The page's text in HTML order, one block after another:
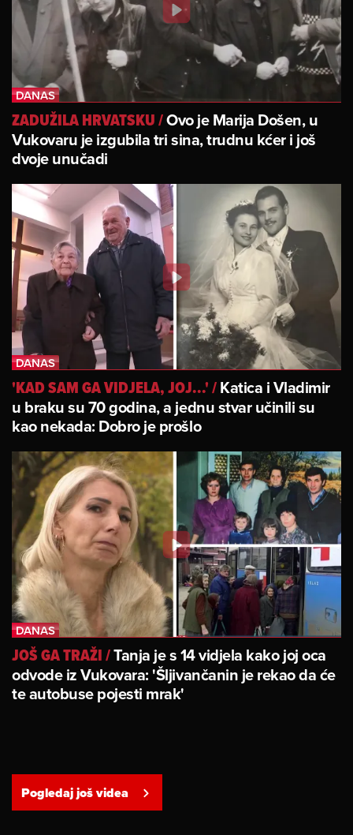
ZADUŽILA HRVATSKU/Ovo je Marija Došen, u
Vukovaru je izgubila tri sina, trudnu kćer i još
dvoje unučadi
'KAD SAM GA VIDJELA, JOJ...'/Katica i Vladimir
u braku su 70 godina, a jednu stvar učinili su
kao nekada: Dobro je prošlo
JOŠ GA TRAŽI/Tanja je s 14 vidjela kako joj oca
odvode iz Vukovara: 'Šljivančanin je rekao da će
te autobuse pojesti mrak'
Pogledaj još videa